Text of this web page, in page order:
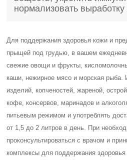
нормализовать
Для поддержания здоровья кожи и
прыщей под грудью, в вашем
свежие овощи и фрукты,
каши, нежирное мясо и морская рыба.
изделий, копченостей, жареной,
кофе, консервов, маринадов и
питьевым режимом и употреблять
от 1,5 до 2 литров в день. При
проконсультироваться с врачом и
комплексы для поддержания здоровья